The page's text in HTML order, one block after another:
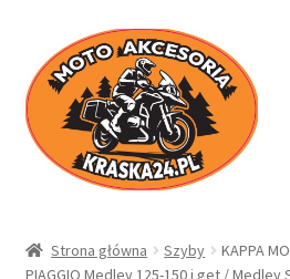
Przejdź
do
nawigacji
Przejdź
do
treści
Strona główna Szyby
KAPPA
PIAGGIO Medley 125-150 i get / Medley